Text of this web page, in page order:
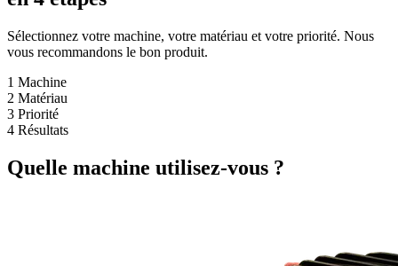
Sélectionnez votre machine, votre matériau et votre priorité. Nous
vous recommandons le bon produit.
1 Machine
2 Matériau
3 Priorité
4 Résultats
Quelle machine utilisez-vous ?